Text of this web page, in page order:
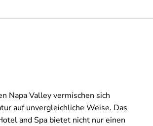
Napa Valley vermischen sich
auf unvergleichliche Weise. Das
and Spa bietet nicht nur einen